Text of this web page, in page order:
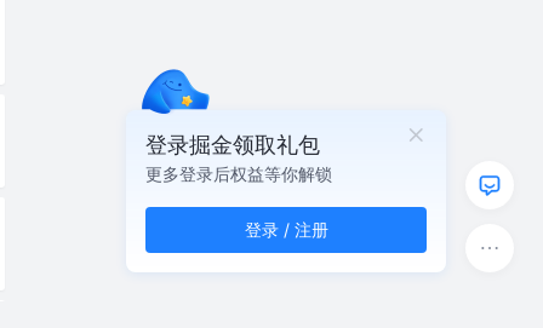
登录掘金领取礼包
更多登录后权益等你解锁
登录 / 注册